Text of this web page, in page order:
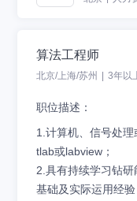
4. 外包员工事务性
考勤及报销等流程
任职资格：
1. 学历要求：统招
2. 工作经验：2年以
理全模块经验更佳；
3. 能力要求：拥有
算法工程师
北京/上海/苏州 3年以
职位描述：
1.计算机、信号处
tlab或labview；
2 .具有持续学习钻
基础及实际运用经验